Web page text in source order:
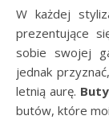
W każdej stylizacji warto zadbać o wygodne i pięknie
prezentujące
sobie swojej
jednak
letnią aurę.
butów, które